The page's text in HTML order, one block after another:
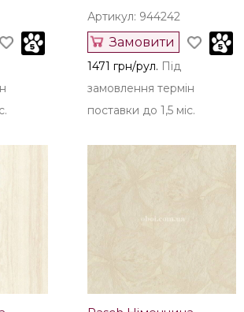
Артикул: 944242
Замовити
1471 грн/рул. Під
замовлення термін
поставки до 1,5 міс.